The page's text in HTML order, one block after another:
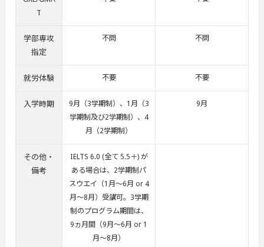
T
学部専攻
指定
不問 不問
就労体験 不要 不要
入学時期
9月（3学期制）、1月（3
学期制及び2学期制）、4
月（2学期制）
9月
その他・
備考
IELTS 6.0 (全て 5.5＋) が
ある場合は、2学期制パ
スウエイ（1月～6月 or 4
月～8月）受講可。3学期
制のプログラム期間は、
9ヵ月間（9月～6月 or 1
月～8月）